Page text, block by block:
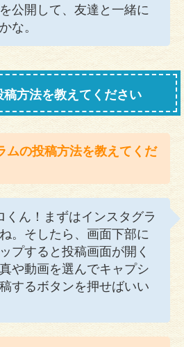
公開して、友達と一緒に
な。
方法を教えてください
ムの投稿方法を教えてくだ
くん！まずはインスタグラ
。そしたら、画面下部に
プすると投稿画面が開く
や動画を選んでキャプシ
するボタンを押せばいい